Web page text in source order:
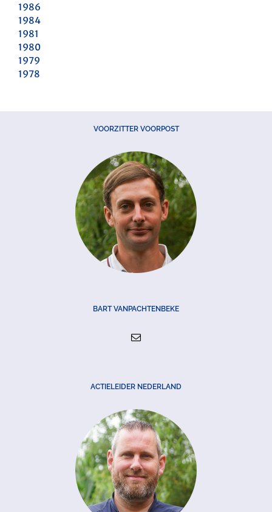
1986
1984
1981
1980
1979
1978
VOORZITTER VOORPOST
BART VANPACHTENBEKE
ACTIELEIDER NEDERLAND